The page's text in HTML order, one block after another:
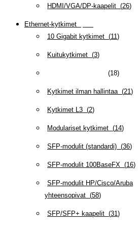
HDMI/VGA/DP-kaapelit (26)
Ethernet-kytkimet
10 Gigabit kytkimet (11)
Kuitukytkimet (3)
(18)
Kytkimet ilman hallintaa (21)
Kytkimet L3 (2)
Modulariset kytkimet (14)
SFP-modulit (standardi) (36)
SFP-modulit 100BaseFX (16)
SFP-modulit HP/Cisco/Aruba
yhteensopivat (58)
SFP/SFP+ kaapelit (31)